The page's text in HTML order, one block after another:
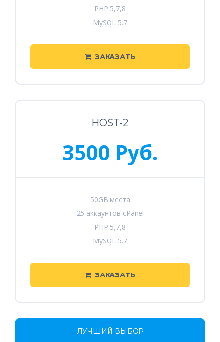
PHP 5,7,8
MySQL 5.7
ЗАКАЗАТЬ
HOST-2
3500 Руб.
50GB места
25 аккаунтов cPanel
PHP 5,7,8
MySQL 5.7
ЗАКАЗАТЬ
ЛУЧШИЙ ВЫБОР